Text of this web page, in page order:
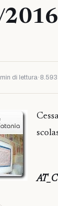
di lettura·